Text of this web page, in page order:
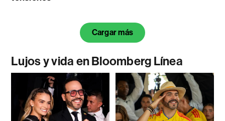
Cargar más
Lujos y vida en Bloomberg Línea